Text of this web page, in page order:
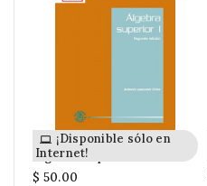
Álgebra Superior I
$ 50.00
¡Disponible sólo en
Internet!